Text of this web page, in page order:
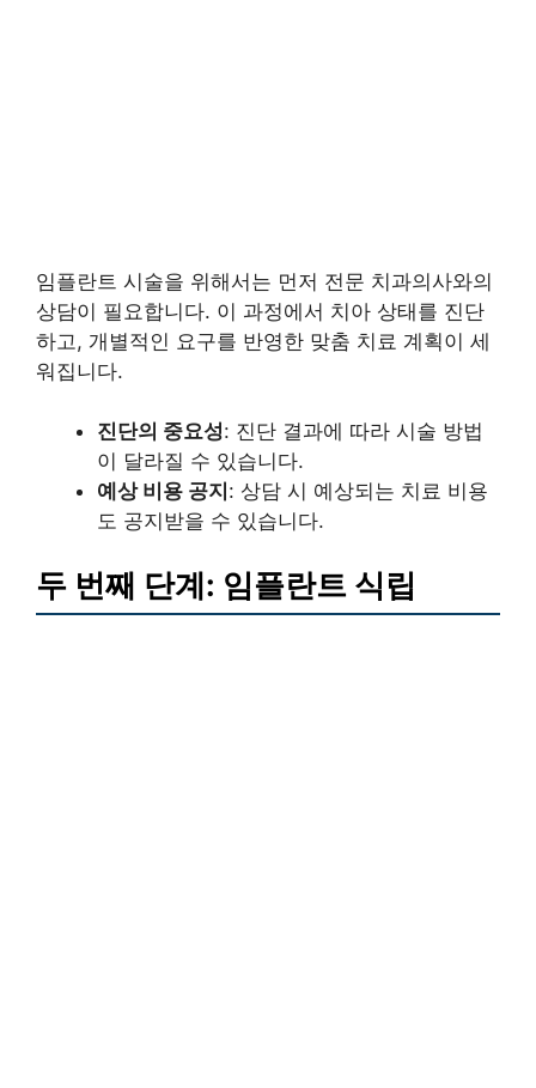
임플란트 시술을 위해서는 먼저 전문 치과의사와의
상담이 필요합니다. 이 과정에서 치아 상태를 진단
하고, 개별적인 요구를 반영한 맞춤 치료 계획이 세
워집니다.
진단의 중요성: 진단 결과에 따라 시술 방법
이 달라질 수 있습니다.
예상 비용 공지 : 상담 시 예상되는 치료 비용
도 공지받을 수 있습니다.
두 번째 단계: 임플란트 식립